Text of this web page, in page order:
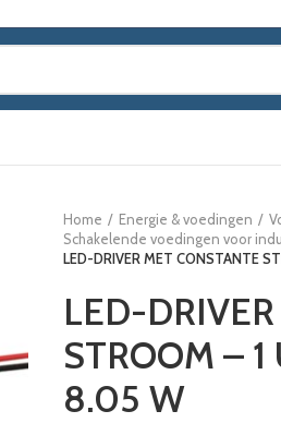
Home Energie & voedingen
Schakelende voedingen voor
LED-DRIVER MET CONSTANTE
LED-
STROOM –
8.05 W